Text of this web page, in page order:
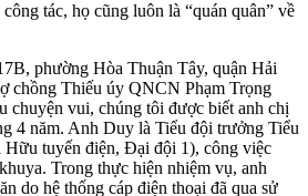
tác, họ cũng luôn là “quán quân” về
phường Hòa Thuận Tây, quận Hải
chồng Thiếu úy QNCN Phạm Trọng
chuyện vui, chúng tôi được biết anh chị
4 năm. Anh Duy là Tiểu đội trưởng Tiểu
tuyến điện, Đại đội 1), công việc
Trong thực hiện nhiệm vụ, anh
do hệ thống cáp điện thoại đã qua sử